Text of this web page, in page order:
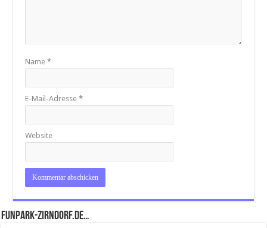
Name*
E-Mail-Adresse*
Website
Funpark-Zirndorf.de…